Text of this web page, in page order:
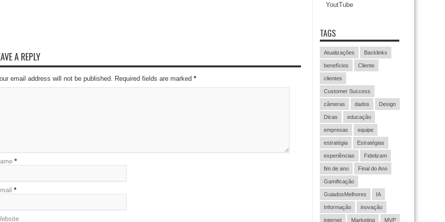
A REPLY
email address will not be published. Required fields are marked *
*
*
YoutTube
TAGS
Atualizações Backlinks
benefícios Cliente
clientes
Customer Success
câmeras dados Design
Dicas educação
empresas equipe
estratégia Estratégias
experiências Fidelizam
fim de ano Final do Ano
Gamificação
GuiadosMelhores IA
Informação inovação
internet Marketing MVP